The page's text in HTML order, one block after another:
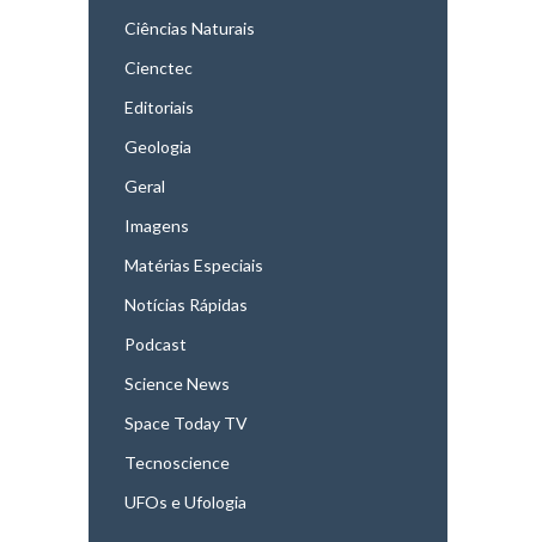
Ciências Naturais
Cienctec
Editoriais
Geologia
Geral
Imagens
Matérias Especiais
Notícias Rápidas
Podcast
Science News
Space Today TV
Tecnoscience
UFOs e Ufologia